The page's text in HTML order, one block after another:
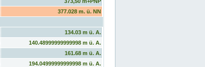
377.028 m. ü. NN
134.03 m ü. A.
140.48999999999998 m ü. A.
161.68 m ü. A.
194.04999999999998 m ü. A.